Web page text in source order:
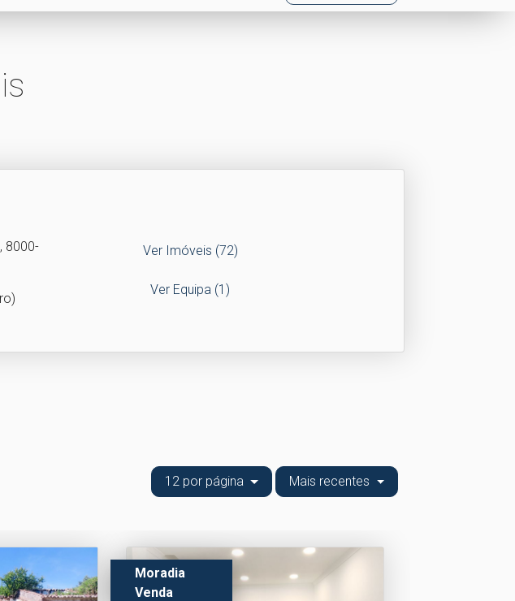
8000-
Ver Imóveis (72)
Ver Equipa (1)
12 por página Mais recentes
Moradia
Venda